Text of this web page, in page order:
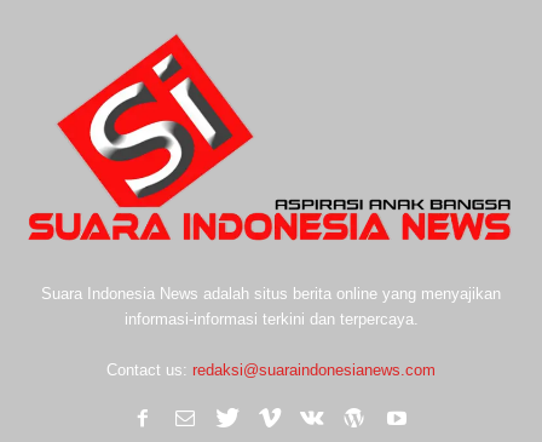
Suara Indonesia News adalah situs berita online yang menyajikan
informasi-informasi terkini dan terpercaya.
Contact us: redaksi@suaraindonesianews.com